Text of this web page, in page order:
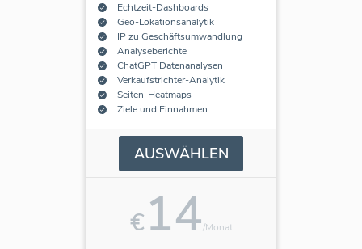
Echtzeit-Dashboards
Geo-Lokationsanalytik
IP zu Geschäftsumwandlung
Analyseberichte
ChatGPT Datenanalysen
Verkaufstrichter-Analytik
Seiten-Heatmaps
Ziele und Einnahmen
AUSWÄHLEN
€14/Monat